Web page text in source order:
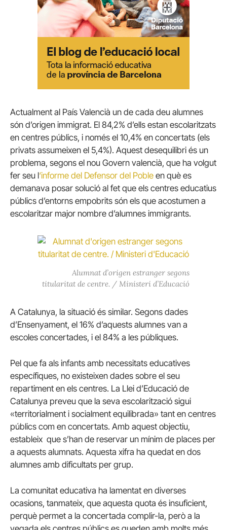
Actualment al País Valencià un de cada deu alumnes
són d’origen immigrat. El 84,2% d’ells estan escolaritzats
en centres públics, i només el 10,4% en concertats (els
privats assumeixen el 5,4%). Aquest desequilibri és un
problema, segons el nou Govern valencià, que ha volgut
fer seu l‘informe del Defensor del Poble en què es
demanava posar solució al fet que els centres educatius
públics d’entorns empobrits són els que acostumen a
escolaritzar major nombre d’alumnes immigrants.
Alumnat d’origen estranger segons
titularitat de centre. / Ministeri d’Educació
A Catalunya, la situació és similar. Segons dades
d’Ensenyament, el 16% d’aquests alumnes van a
escoles concertades, i el 84% a les públiques.
Pel que fa als infants amb necessitats educatives
específiques, no existeixen dades sobre el seu
repartiment en els centres. La Llei d’Educació de
Catalunya preveu que la seva escolarització sigui
«territorialment i socialment equilibrada» tant en centres
públics com en concertats. Amb aquest objectiu,
estableix que s’han de reservar un mínim de places per
a aquests alumnats. Aquesta xifra ha quedat en dos
alumnes amb dificultats per grup.
La comunitat educativa ha lamentat en diverses
ocasions, tanmateix, que aquesta quota és insuficient,
perquè permet a la concertada complir-la, però a la